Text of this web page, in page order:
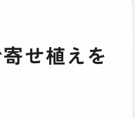
せ植えを